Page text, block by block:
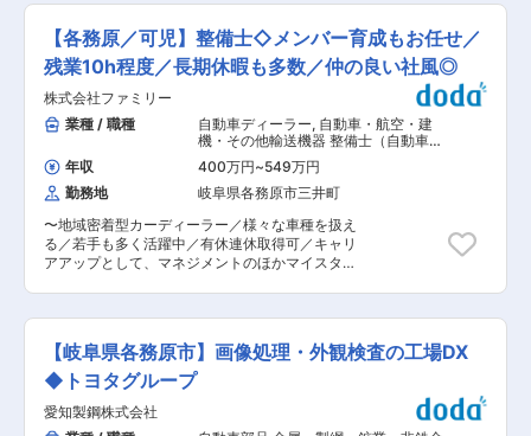
感・信頼・実績を備えつつ、柔軟性ある組織の利
点を生かして、革新的な製品開発に果敢にチャレ
ンジしています！ 変更の範囲：会社の定める業務
い方が多いです）、福利厚生も充実しておりま
す。 変更の範囲：会社の定める業務
実した社内保有設備と経験で世界旅客機メーカー
のボーイング社含め大手航空会社の航空機に当社
の部品は使用されております。そんな当社にて、
工場設備保全担当を増員採用をいたします。 ■業
務内容： 当社工場内の製造設備の保全業務全般を
担当いただきます。 機械メンテナンス（主軸の振
れ測定、ボールネジの潤滑確認、オイルマチック
の清掃等）及び修理を主体とし、電気系は簡単な
点検のみを行います。 トラブル対応（修理）にお
ける、メカニカル的な部品交換（修理）をご担当
頂きます。社内対応を超える重大な故障について
は装置メーカーに対応依頼し、その際のメーカー
との応対・調整を行って頂きます。 ※夜間の勤務
はほとんどありません。なお休日出勤も頻度とし
ては少なく年数回程度です。 ▽主な機械 ： ・3
軸機・大型5軸機：SNK RBシリーズ、MAKINO
社で展開する各工場の製造設備などの保全業務に
従事頂きます。不具合発生予知保全や不具合が発
生した際の修理対応や関係会社への修理発注、設
備更新時の稼働確認など、製造設備が支障なく稼
働できるように尽力頂きます。 また当社として修
【各務原／可児】整備士◇メンバー育成もお任せ／
残業10h程度／長期休暇も多数／仲の良い社風◎
株式会社ファミリー
業種 / 職種
自動車ディーラー, 自動車・航空・建
機・その他輸送機器 整備士（自動車・
建機・航空機など）
年収 400万円~549万円
勤務地
岐阜県各務原市三井町
〜地域密着型カーディーラー／様々な車種を扱え
る／若手も多く活躍中／有休連休取得可／キャリ
アアップとして、マネジメントのほかマイスター
で、若手の採用は好調ですが、若手の教育を担う
整備士の数が足りない状態のため、今回の募集に
至りました。 ご入社いただきましたら、資格取得
（3級・2級整備士資格、自動車検査員資格など）
の費用は全額負担しますし、スキルアップや育成
に特化した施設「テクニカルセンター」を建設予
【岐阜県各務原市】画像処理・外観検査の工場DX
◆トヨタグループ
愛知製鋼株式会社